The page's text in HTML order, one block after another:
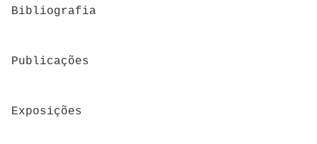
Bibliografia
Publicações
Exposições